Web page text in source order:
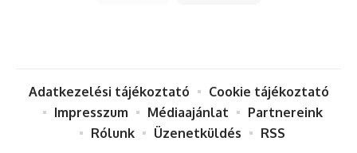
Adatkezelési tájékoztató
Cookie tájékoztató
Impresszum
Médiaajánlat
Partnereink
Rólunk
Üzenetküldés RSS